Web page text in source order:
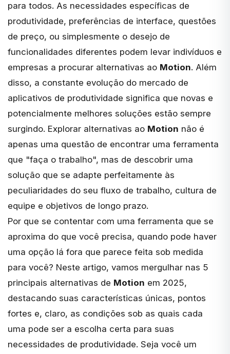
para todos. As necessidades específicas de
produtividade, preferências de interface, questões
de preço, ou simplesmente o desejo de
funcionalidades diferentes podem levar indivíduos e
empresas a procurar alternativas ao Motion. Além
disso, a constante evolução do mercado de
aplicativos de produtividade significa que novas e
potencialmente melhores soluções estão sempre
surgindo. Explorar alternativas ao Motion não é
apenas uma questão de encontrar uma ferramenta
que "faça o trabalho", mas de descobrir uma
solução que se adapte perfeitamente às
peculiaridades do seu fluxo de trabalho, cultura de
equipe e objetivos de longo prazo.
Por que se contentar com uma ferramenta que se
aproxima do que você precisa, quando pode haver
uma opção lá fora que parece feita sob medida
para você? Neste artigo, vamos mergulhar nas 5
principais alternativas de Motion em 2025,
destacando suas características únicas, pontos
fortes e, claro, as condições sob as quais cada
uma pode ser a escolha certa para suas
necessidades de produtividade. Seja você um